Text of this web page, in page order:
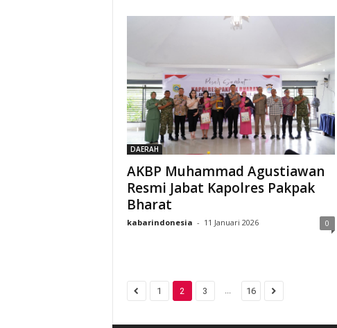
DAERAH
AKBP Muhammad Agustiawan
Resmi Jabat Kapolres Pakpak
Bharat
kabarindonesia - 11 Januari 2026 0
1 2 3 ... 16